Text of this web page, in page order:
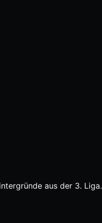
aus der 3. Liga.